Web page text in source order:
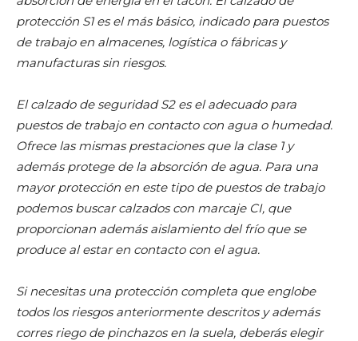
protección S1 es el más básico, indicado para puestos
de trabajo en almacenes, logística o fábricas y
manufacturas sin riesgos.
El calzado de seguridad S2 es el adecuado para
puestos de trabajo en contacto con agua o humedad.
Ofrece las mismas prestaciones que la clase 1 y
además protege de la absorción de agua. Para una
mayor protección en este tipo de puestos de trabajo
podemos buscar calzados con marcaje CI, que
proporcionan además aislamiento del frío que se
produce al estar en contacto con el agua.
Si necesitas una protección completa que englobe
todos los riesgos anteriormente descritos y además
corres riego de pinchazos en la suela, deberás elegir